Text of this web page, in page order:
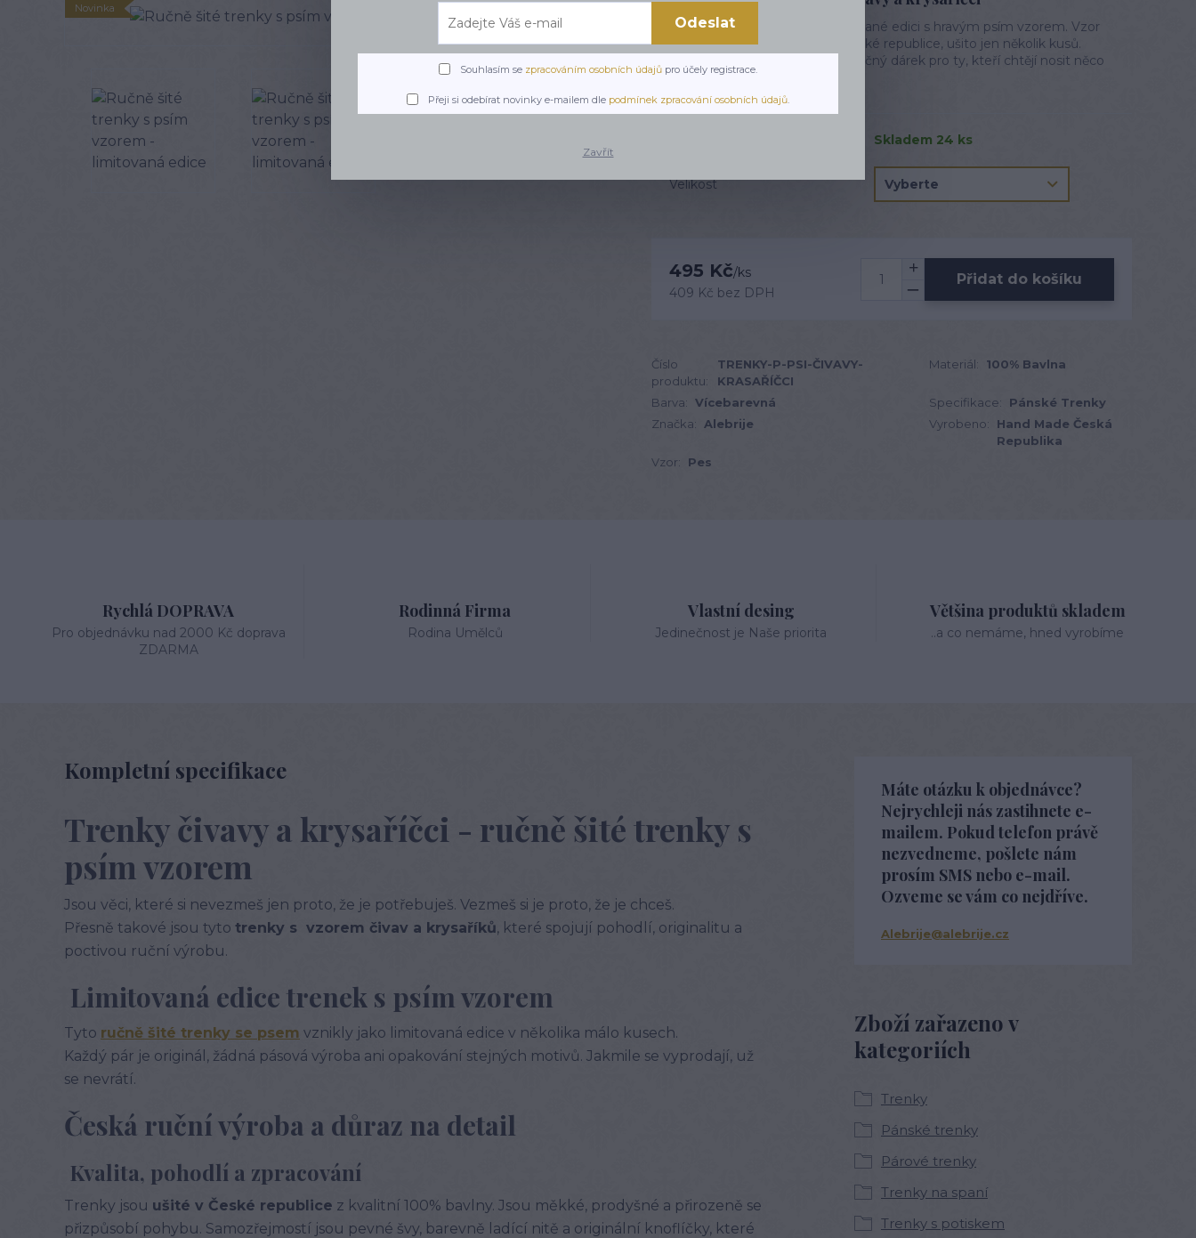
Novinka
Ručně šité pánské trenky v limitované edici s hravým psím vzorem. Vzor
čivavy a krysaříčci. Vyrobeno v České republice, ušito jen několik kusů.
Pohodlné trenky na doma i výjimečný dárek pro ty, kteří chtějí nosit něco
opravdu originálního.
Skladem 24 ks
Velikost
495 Kč/ks
409 Kč bez DPH
Přidat do košíku
Číslo
produktu:
TRENKY-P-PSI-ČIVAVY-
KRASAŘÍČCI
Materiál: 100% Bavlna
Barva: Vícebarevná Specifikace:
Pánské Trenky
Značka:
Alebrije Vyrobeno:
Hand Made Česká
Republika
Vzor:
Pes
Rychlá DOPRAVA
Pro objednávku nad 2000 Kč doprava
ZDARMA
Rodinná Firma
Rodina Umělců
Vlastní desing
Jedinečnost je Naše priorita
Většina produktů skladem
..a co nemáme, hned vyrobíme
Kompletní specifikace
Trenky čivavy a krysaříčci - ručně šité trenky s
psím vzorem
Jsou věci, které si nevezmeš jen proto, že je potřebuješ. Vezmeš si je proto, že je chceš.
Přesně takové jsou tyto trenky s vzorem čivav a krysaříků, které spojují pohodlí, originalitu a
poctivou ruční výrobu.
Limitovaná edice trenek s psím vzorem
Tyto ručně šité trenky se psem vznikly jako limitovaná edice v několika málo kusech.
Každý pár je originál, žádná pásová výroba ani opakování stejných motivů. Jakmile se vyprodají, už
se nevrátí.
Česká ruční výroba a důraz na detail
Kvalita, pohodlí a zpracování
Trenky jsou ušité v České republice z kvalitní 100% bavlny. Jsou měkké, prodyšné a přirozeně se
přizpůsobí pohybu. Samozřejmostí jsou pevné švy, barevně ladící nitě a originální knoflíčky, které
Zboží zařazeno v
kategoriích
Trenky
Pánské trenky
Párové trenky
Trenky na spaní
Trenky s potiskem
Máte otázku k objednávce?
Nejrychleji nás zastihnete e-
mailem. Pokud telefon právě
nezvedneme, pošlete nám
prosím SMS nebo e-mail.
Ozveme se vám co nejdříve.
Alebrije@alebrije.cz
Odeslat
Souhlasím se zpracováním osobních údajů pro účely registrace.
Přeji si odebírat novinky e-mailem dle podmínek zpracování osobních údajů.
Zavřít